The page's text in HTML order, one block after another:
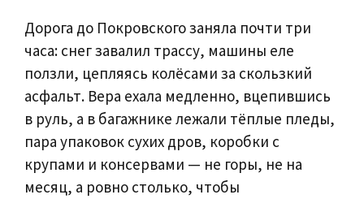
Дорога до Покровского заняла почти три
часа: снег завалил трассу, машины еле
ползли, цепляясь колёсами за скользкий
асфальт. Вера ехала медленно, вцепившись
в руль, а в багажнике лежали тёплые пледы,
пара упаковок сухих дров, коробки с
крупами и консервами — не горы, не на
месяц, а ровно столько, чтобы